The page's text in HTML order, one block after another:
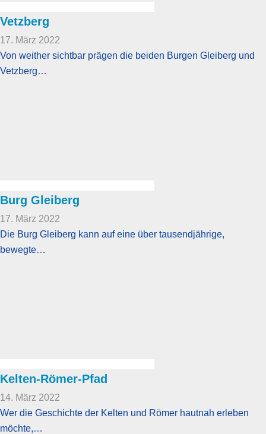
Vetzberg
17. März 2022
Von weither sichtbar prägen die beiden Burgen Gleiberg und
Vetzberg…
Burg Gleiberg
17. März 2022
Die Burg Gleiberg kann auf eine über tausendjährige,
bewegte…
Kelten-Römer-Pfad
14. März 2022
Wer die Geschichte der Kelten und Römer hautnah erleben
möchte,…